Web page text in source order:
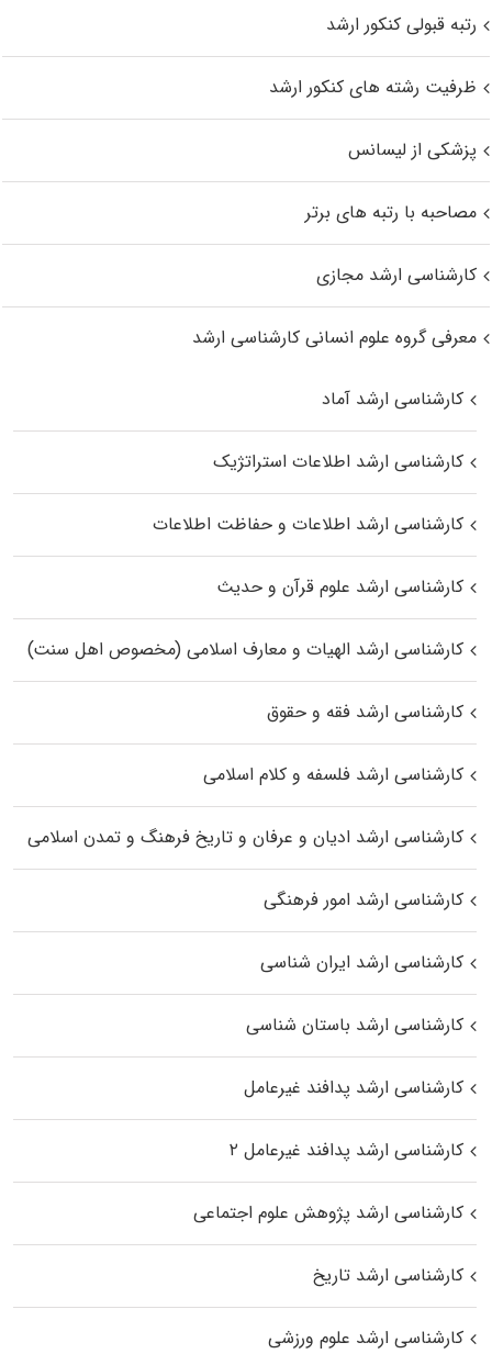
رتبه قبولی کنکور ارشد
ظرفیت رشته های کنکور ارشد
پزشکی از لیسانس
مصاحبه با رتبه های برتر
کارشناسی ارشد مجازی
معرفی گروه علوم انسانی کارشناسی ارشد
کارشناسی ارشد آماد
کارشناسی ارشد اطلاعات استراتژیک
کارشناسی ارشد اطلاعات و حفاظت اطلاعات
کارشناسی ارشد علوم قرآن و حدیث
کارشناسی ارشد الهیات و معارف اسلامی (مخصوص اهل سنت)
کارشناسی ارشد فقه و حقوق
کارشناسی ارشد فلسفه و کلام اسلامی
کارشناسی ارشد ادیان و عرفان و تاریخ فرهنگ و تمدن اسلامی
کارشناسی ارشد امور فرهنگی
کارشناسی ارشد ایران شناسی
کارشناسی ارشد باستان شناسی
کارشناسی ارشد پدافند غیرعامل
کارشناسی ارشد پدافند غیرعامل ۲
کارشناسی ارشد پژوهش علوم اجتماعی
کارشناسی ارشد تاریخ
کارشناسی ارشد علوم ورزشی